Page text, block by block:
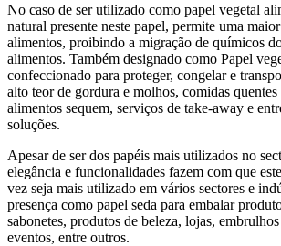
No caso de ser utilizado como papel vegetal
natural presente neste papel, permite uma
alimentos, proibindo a migração de químicos
alimentos. Também designado como Papel
confeccionado para proteger, congelar e
alto teor de gordura e molhos, comidas
alimentos sequem, serviços de take-away e
soluções.
Apesar de ser dos papéis mais utilizados no
elegância e funcionalidades fazem com que
vez seja mais utilizado em vários sectores e
presença como papel seda para embalar
sabonetes, produtos de beleza, lojas,
eventos, entre outros.